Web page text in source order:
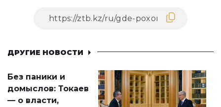
ДРУГИЕ НОВОСТИ
Без паники и
домыслов: Токаев
— о власти,